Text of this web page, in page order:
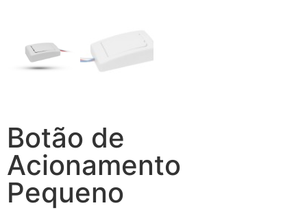
Botão de
Acionamento
Pequeno